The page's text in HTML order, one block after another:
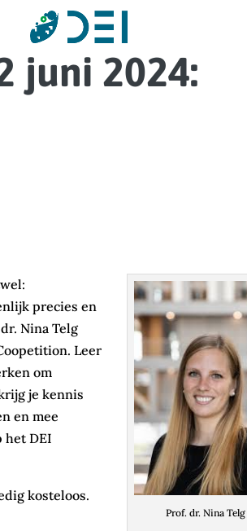
juni 2024:
Prof. dr. Nina Telg
precies en
Nina Telg
Leer
om
je kennis
en mee
het DEI
kosteloos.